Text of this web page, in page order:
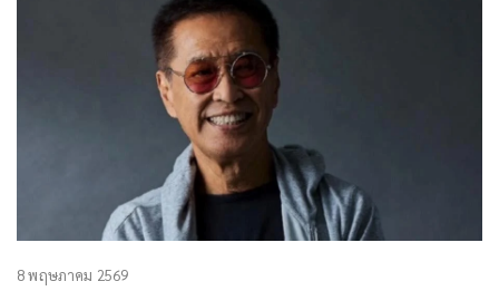
8 พฤษภาคม 2569